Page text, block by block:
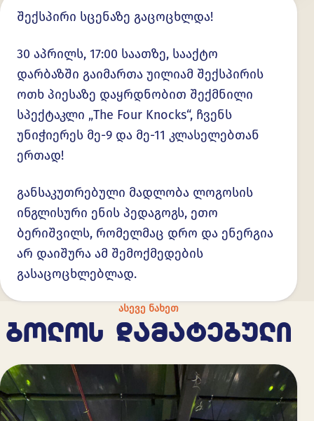
შექსპირი სცენაზე გაცოცხლდა!
30 აპრილს, 17:00 საათზე, სააქტო
დარბაზში გაიმართა უილიამ შექსპირის
ოთხ პიესაზე დაყრდნობით შექმნილი
სპექტაკლი „The Four Knocks“, ჩვენს
უნიჭიერეს მე-9 და მე-11 კლასელებთან
ერთად!
განსაკუთრებული მადლობა ლოგოსის
ინგლისური ენის პედაგოგს, ეთო
ბერიშვილს, რომელმაც დრო და ენერგია
არ დაიშურა ამ შემოქმედების
გასაცოცხლებლად.
ᲐᲡᲔᲕᲔ ᲜᲐᲮᲔᲗ
ᲑᲝᲚᲝᲡ ᲓᲐᲛᲐᲢᲔᲑᲣᲚᲘ